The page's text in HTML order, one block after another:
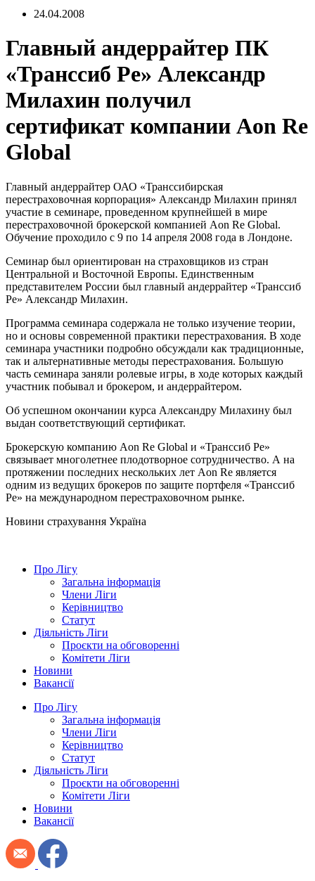
24.04.2008
Главный андеррайтер ПК
«Транссиб Ре» Александр
Милахин получил
сертификат компании Aon Re
Global
Главный андеррайтер ОАО «Транссибирская
перестраховочная корпорация» Александр Милахин принял
участие в семинаре, проведенном крупнейшей в мире
перестраховочной брокерской компанией Aon Re Global.
Обучение проходило с 9 по 14 апреля 2008 года в Лондоне.
Семинар был ориентирован на страховщиков из стран
Центральной и Восточной Европы. Единственным
представителем России был главный андеррайтер «Транссиб
Ре» Александр Милахин.
Программа семинара содержала не только изучение теории,
но и основы современной практики перестрахования. В ходе
семинара участники подробно обсуждали как традиционные,
так и альтернативные методы перестрахования. Большую
часть семинара заняли ролевые игры, в ходе которых каждый
участник побывал и брокером, и андеррайтером.
Об успешном окончании курса Александру Милахину был
выдан соответствующий сертификат.
Брокерскую компанию Aon Re Global и «Транссиб Ре»
связывает многолетнее плодотворное сотрудничество. А на
протяжении последних нескольких лет Aon Re является
одним из ведущих брокеров по защите портфеля «Транссиб
Ре» на международном перестраховочном рынке.
Новини страхування Україна
Про Лігу
Загальна інформація
Члени Ліги
Керівництво
Статут
Діяльність Ліги
Проєкти на обговоренні
Комітети Ліги
Новини
Вакансії
Про Лігу
Загальна інформація
Члени Ліги
Керівництво
Статут
Діяльність Ліги
Проєкти на обговоренні
Комітети Ліги
Новини
Вакансії